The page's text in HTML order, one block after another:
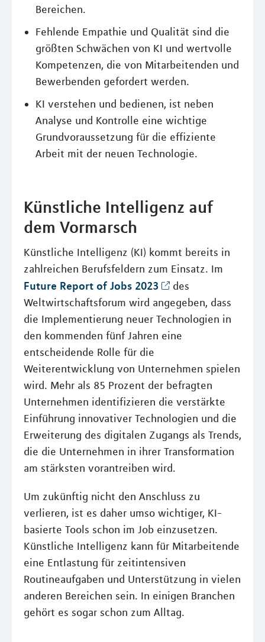
Bereichen.
Fehlende Empathie und Qualität sind die
größten Schwächen von KI und wertvolle
Kompetenzen, die von Mitarbeitenden und
Bewerbenden gefordert werden.
KI verstehen und bedienen, ist neben
Analyse und Kontrolle eine wichtige
Grundvoraussetzung für die effiziente
Arbeit mit der neuen Technologie.
Künstliche Intelligenz auf
dem Vormarsch
Künstliche Intelligenz (KI) kommt bereits in
zahlreichen Berufsfeldern zum Einsatz. Im
Future Report of Jobs 2023
des
Weltwirtschaftsforum wird angegeben, dass
die Implementierung neuer Technologien in
den kommenden fünf Jahren eine
entscheidende Rolle für die
Weiterentwicklung von Unternehmen spielen
wird. Mehr als 85 Prozent der befragten
Unternehmen identifizieren die verstärkte
Einführung innovativer Technologien und die
Erweiterung des digitalen Zugangs als Trends,
die die Unternehmen in ihrer Transformation
am stärksten vorantreiben wird.
Um zukünftig nicht den Anschluss zu
verlieren, ist es daher umso wichtiger, KI-
basierte Tools schon im Job einzusetzen.
Künstliche Intelligenz kann für Mitarbeitende
eine Entlastung für zeitintensiven
Routineaufgaben und Unterstützung in vielen
anderen Bereichen sein. In einigen Branchen
gehört es sogar schon zum Alltag.